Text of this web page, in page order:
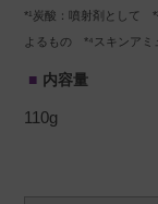
*¹炭酸：噴射剤として
よるもの *⁴スキンアミ
内容量
110g